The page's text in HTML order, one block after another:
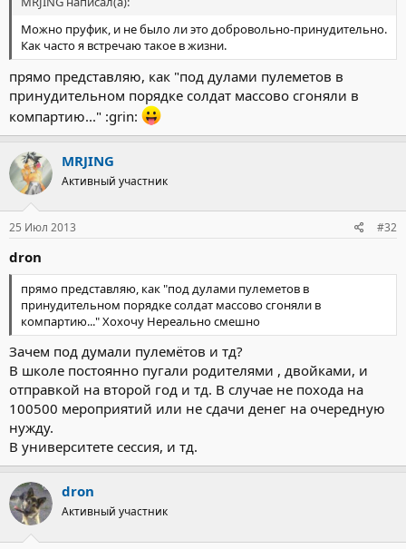
Можно пруфик, и не было ли это добровольно-принудительно.
Как часто я встречаю такое в жизни.
прямо представляю, как "под дулами пулеметов в
принудительном порядке солдат массово сгоняли в
компартию..." :grin:
MRJING
Активный участник
25 Июл 2013 #32
dron
прямо представляю, как "под дулами пулеметов в
принудительном порядке солдат массово сгоняли в
компартию..." Хохочу Нереально смешно
Зачем под думали пулемётов и тд?
В школе постоянно пугали родителями , двойками, и
отправкой на второй год и тд. В случае не похода на
100500 мероприятий или не сдачи денег на очередную
нужду.
В университете сессия, и тд.
dron
Активный участник